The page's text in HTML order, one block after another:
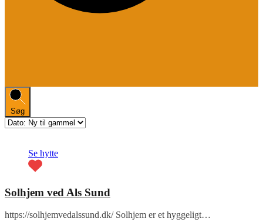
Søg
Se hytte
Solhjem ved Als Sund
https://solhjemvedalssund.dk/ Solhjem er et hyggeligt…